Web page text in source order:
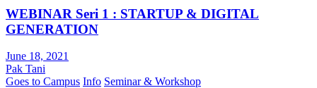
WEBINAR Seri 1 : STARTUP & DIGITAL
GENERATION
June 18, 2021
Pak Tani
Goes to Campus Info Seminar & Workshop